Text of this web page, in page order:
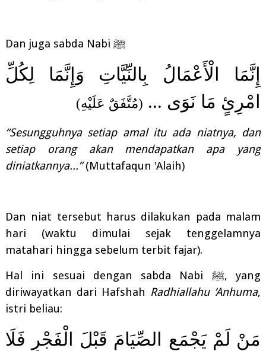
Dan juga sabda Nabi ﷺ
إِنَّمَا الْأَعْمَالُ بِالنِّيَّاتِ وَإِنَّمَا لِكُلِّ
امْرِئٍ مَا نَوَى ... (مُتَّفَقٌ عَلَيْهِ)
“Sesungguhnya setiap amal itu ada niatnya, dan
setiap orang akan mendapatkan apa yang
diniatkannya...”(Muttafaqun 'Alaih)
Dan niat tersebut harus dilakukan pada malam
hari (waktu dimulai sejak tenggelamnya
matahari hingga sebelum terbit fajar).
Hal ini sesuai dengan sabda Nabi ﷺ, yang
diriwayatkan dari Hafshah Radhiallahu ‘Anhuma,
istri beliau:
مَنْ لَمْ يَجْمَعِ الصِّيَامَ قَبْلَ الْفَجْرِ فَلَا